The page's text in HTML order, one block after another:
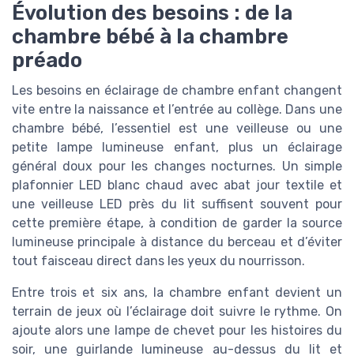
Évolution des besoins : de la
chambre bébé à la chambre
préado
Les besoins en éclairage de chambre enfant changent
vite entre la naissance et l’entrée au collège. Dans une
chambre bébé, l’essentiel est une veilleuse ou une
petite lampe lumineuse enfant, plus un éclairage
général doux pour les changes nocturnes. Un simple
plafonnier LED blanc chaud avec abat jour textile et
une veilleuse LED près du lit suffisent souvent pour
cette première étape, à condition de garder la source
lumineuse principale à distance du berceau et d’éviter
tout faisceau direct dans les yeux du nourrisson.
Entre trois et six ans, la chambre enfant devient un
terrain de jeux où l’éclairage doit suivre le rythme. On
ajoute alors une lampe de chevet pour les histoires du
soir, une guirlande lumineuse au-dessus du lit et